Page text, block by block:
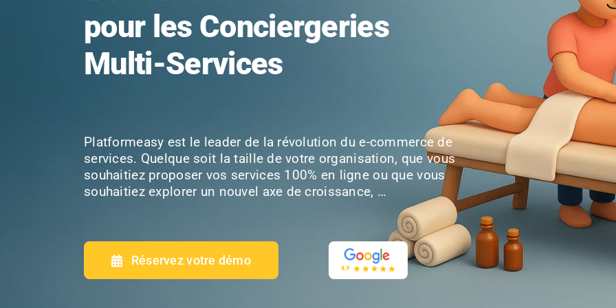
Cours et soutien scolaire Coaching & bien être Services aux
Application Mobile TPE Mandataire
Intégration Podcast Ressources
pour les Conciergeries
Multi-Services
Platformeasy est le leader de la révolution du e-commerce de
services. Quelque soit la taille de votre organisation, que vous
souhaitiez proposer vos services 100% en ligne ou que vous
souhaitiez explorer un nouvel axe de croissance, …
Réservez votre démo